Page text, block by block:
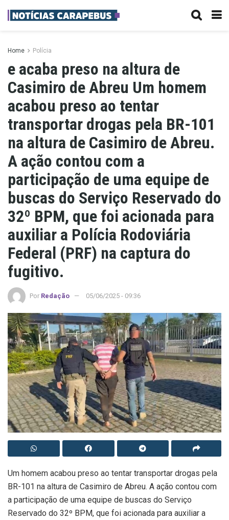
Home Polícia
e acaba preso na altura de
Casimiro de Abreu Um homem
acabou preso ao tentar
transportar drogas pela BR-101
na altura de Casimiro de Abreu.
A ação contou com a
participação de uma equipe de
buscas do Serviço Reservado do
32º BPM, que foi acionada para
auxiliar a Polícia Rodoviária
Federal (PRF) na captura do
fugitivo.
Por Redação 05/06/2025 - 09:36
Um homem acabou preso ao tentar transportar drogas pela
BR-101 na altura de Casimiro de Abreu. A ação contou com
a participação de uma equipe de buscas do Serviço
Reservado do 32º BPM, que foi acionada para auxiliar a